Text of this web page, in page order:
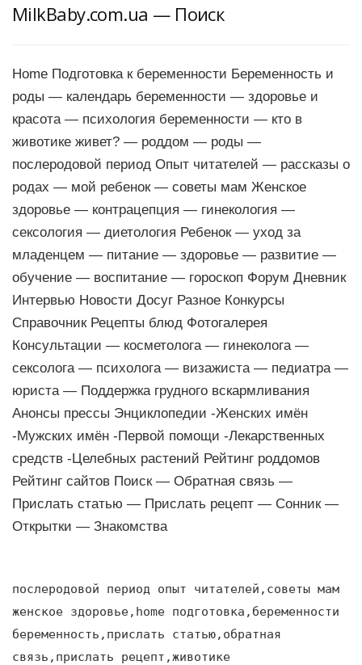
MilkBaby.com.ua — Поиск
Home Подготовка к беременности Беременность и
роды — календарь беременности — здоровье и
красота — психология беременности — кто в
животике живет? — роддом — роды —
послеродовой период Опыт читателей — рассказы о
родах — мой ребенок — советы мам Женское
здоровье — контрацепция — гинекология —
сексология — диетология Ребенок — уход за
младенцем — питание — здоровье — развитие —
обучение — воспитание — гороскоп Форум Дневник
Интервью Новости Досуг Разное Конкурсы
Справочник Рецепты блюд Фотогалерея
Консультации — косметолога — гинеколога —
сексолога — психолога — визажиста — педиатра —
юриста — Поддержка грудного вскармливания
Анонсы прессы Энциклопедии -Женских имён
-Мужских имён -Первой помощи -Лекарственных
средств -Целебных растений Рейтинг роддомов
Рейтинг сайтов Поиск — Обратная связь —
Прислать статью — Прислать рецепт — Сонник —
Открытки — Знакомства
послеродовой период опыт читателей,советы мам
женское здоровье,home подготовка,беременности
беременность,прислать статью,обратная
связь,прислать рецепт,животике